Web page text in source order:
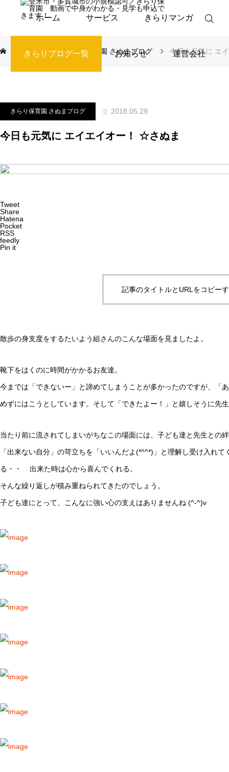
ホーム サービス きらりマンガ
きらりブログ一覧 お知らせ 運営会社
ブログ きらり保育園 さぬまブログ 今日も元気に エ
きらり保育園 さぬまブログ 2018.05.29
今日も元気に エイエイオー！ ☆さぬま
Tweet
Share
Hatena
Pocket
RSS
feedly
Pin it
記事のタイトルとURLをコピー
散歩の身支度をするたいよう組さんのこんな場面を見ましたよ。
靴下をはくのに時間がかかるお友達。
今までは「できないー」と諦めてしまうことが多かったのですが、「
めずにはこうとしています。そして「できたよー！」と嬉しそうに先
当たり前に流されてしまいがちなこの場面には、子ども達と先生との
「出来ない自分」の苛立ちを「いいんだよ(*^^*)」と理解し受け入れ
る・・ 出来た時は心から喜んでくれる。
そんな繰り返しが積み重ねられてきたのでしょう。
子ども達にとって、こんなに強い心の支えはありませんね (^-^)v